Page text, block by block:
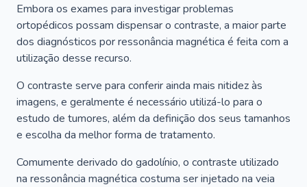
Embora os exames para investigar problemas
ortopédicos possam dispensar o contraste, a maior parte
dos diagnósticos por ressonância magnética é feita com a
utilização desse recurso.
O contraste serve para conferir ainda mais nitidez às
imagens, e geralmente é necessário utilizá-lo para o
estudo de tumores, além da definição dos seus tamanhos
e escolha da melhor forma de tratamento.
Comumente derivado do gadolínio, o contraste utilizado
na ressonância magnética costuma ser injetado na veia